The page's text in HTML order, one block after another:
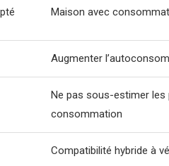
Maison avec
Augmenter
Ne pas sous-estimer les
consommation
Compatibilité hybride à